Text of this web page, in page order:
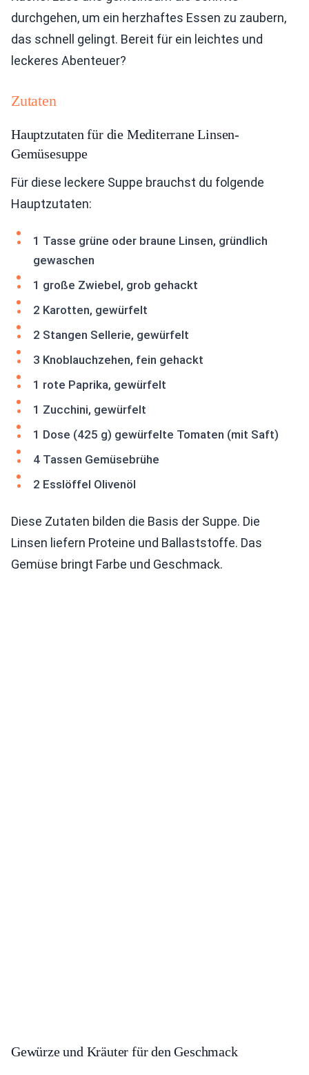
durchgehen, um ein herzhaftes Essen zu zaubern,
das schnell gelingt. Bereit für ein leichtes und
leckeres Abenteuer?
Zutaten
Hauptzutaten für die Mediterrane Linsen-
Gemüsesuppe
Für diese leckere Suppe brauchst du folgende
Hauptzutaten:
1 Tasse grüne oder braune Linsen, gründlich
gewaschen
1 große Zwiebel, grob gehackt
2 Karotten, gewürfelt
2 Stangen Sellerie, gewürfelt
3 Knoblauchzehen, fein gehackt
1 rote Paprika, gewürfelt
1 Zucchini, gewürfelt
1 Dose (425 g) gewürfelte Tomaten (mit Saft)
4 Tassen Gemüsebrühe
2 Esslöffel Olivenöl
Diese Zutaten bilden die Basis der Suppe. Die
Linsen liefern Proteine und Ballaststoffe. Das
Gemüse bringt Farbe und Geschmack.
Gewürze und Kräuter für den Geschmack